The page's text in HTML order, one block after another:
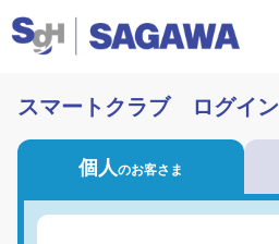
スマートクラブ ログイン
個人のお客さま